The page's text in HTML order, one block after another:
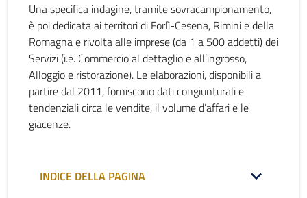
Una specifica indagine, tramite sovracampionamento,
è poi dedicata ai territori di Forlì-Cesena, Rimini e della
Romagna e rivolta alle imprese (da 1 a 500 addetti) dei
Servizi (i.e. Commercio al dettaglio e all’ingrosso,
Alloggio e ristorazione). Le elaborazioni, disponibili a
partire dal 2011, forniscono dati congiunturali e
tendenziali circa le vendite, il volume d’affari e le
giacenze.
INDICE DELLA PAGINA